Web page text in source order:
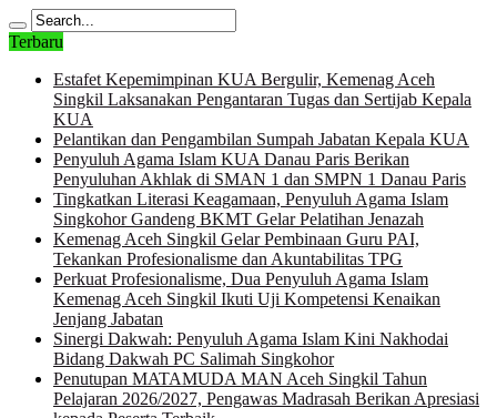
Terbaru
Estafet Kepemimpinan KUA Bergulir, Kemenag Aceh
Singkil Laksanakan Pengantaran Tugas dan Sertijab Kepala
KUA
Pelantikan dan Pengambilan Sumpah Jabatan Kepala KUA
Penyuluh Agama Islam KUA Danau Paris Berikan
Penyuluhan Akhlak di SMAN 1 dan SMPN 1 Danau Paris
Tingkatkan Literasi Keagamaan, Penyuluh Agama Islam
Singkohor Gandeng BKMT Gelar Pelatihan Jenazah
Kemenag Aceh Singkil Gelar Pembinaan Guru PAI,
Tekankan Profesionalisme dan Akuntabilitas TPG
Perkuat Profesionalisme, Dua Penyuluh Agama Islam
Kemenag Aceh Singkil Ikuti Uji Kompetensi Kenaikan
Jenjang Jabatan
Sinergi Dakwah: Penyuluh Agama Islam Kini Nakhodai
Bidang Dakwah PC Salimah Singkohor
Penutupan MATAMUDA MAN Aceh Singkil Tahun
Pelajaran 2026/2027, Pengawas Madrasah Berikan Apresiasi